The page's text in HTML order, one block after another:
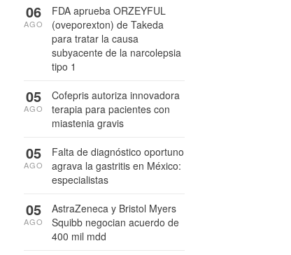
FDA aprueba ORZEYFUL
(oveporexton) de Takeda
para tratar la causa
subyacente de la narcolepsia
tipo 1
06
AGO
Cofepris autoriza innovadora
terapia para pacientes con
miastenia gravis
05
AGO
Falta de diagnóstico oportuno
agrava la gastritis en México:
especialistas
05
AGO
AstraZeneca y Bristol Myers
Squibb negocian acuerdo de
400 mil mdd
05
AGO